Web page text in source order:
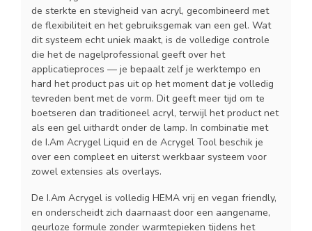
de sterkte en stevigheid van acryl, gecombineerd met
de flexibiliteit en het gebruiksgemak van een gel. Wat
dit systeem echt uniek maakt, is de volledige controle
die het de nagelprofessional geeft over het
applicatieproces — je bepaalt zelf je werktempo en
hard het product pas uit op het moment dat je volledig
tevreden bent met de vorm. Dit geeft meer tijd om te
boetseren dan traditioneel acryl, terwijl het product net
als een gel uithardt onder de lamp. In combinatie met
de I.Am Acrygel Liquid en de Acrygel Tool beschik je
over een compleet en uiterst werkbaar systeem voor
zowel extensies als overlays.
De I.Am Acrygel is volledig HEMA vrij en vegan friendly,
en onderscheidt zich daarnaast door een aangename,
geurloze formule zonder warmtepieken tijdens het